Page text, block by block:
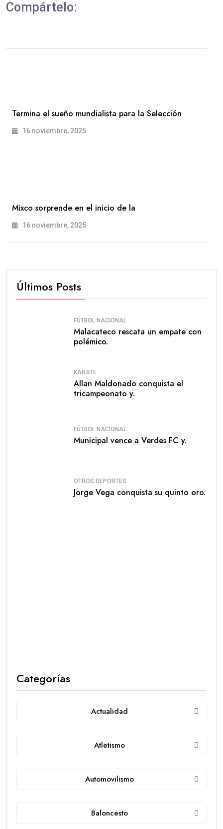
Compártelo:
Termina el sueño mundialista para la Selección
16 noviembre, 2025
Mixco sorprende en el inicio de la
16 noviembre, 2025
Últimos Posts
FÚTBOL NACIONAL
Malacateco rescata un empate con
polémico.
KARATE
Allan Maldonado conquista el
tricampeonato y.
FÚTBOL NACIONAL
Municipal vence a Verdes FC y.
OTROS DEPORTES
Jorge Vega conquista su quinto oro.
Categorías
Actualidad
Atletismo
Automovilismo
Baloncesto